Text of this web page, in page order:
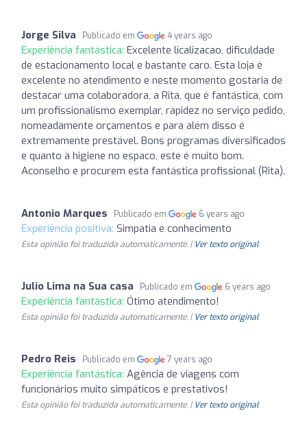
Jorge Silva Publicado em 4 years ago
Experiência fantástica: Excelente licalizacao, dificuldade
de estacionamento local e bastante caro. Esta loja é
excelente no atendimento e neste momento gostaria de
destacar uma colaboradora, a Rita, que é fantástica, com
um profissionalismo exemplar, rapidez no serviço pedido,
nomeadamente orçamentos e para além disso é
extremamente prestável. Bons programas diversificados
e quanto à higiene no espaco, este é muito bom.
Aconselho e procurem esta fantástica profissional (Rita).
Antonio Marques Publicado em 6 years ago
Experiência positiva: Simpatia e conhecimento
Esta opinião foi traduzida automaticamente. | Ver texto original
Julio Lima na Sua casa Publicado em 6 years ago
Experiência fantástica: Ótimo atendimento!
Esta opinião foi traduzida automaticamente. | Ver texto original
Pedro Reis Publicado em 7 years ago
Experiência fantástica: Agência de viagens com
funcionários muito simpáticos e prestativos!
Esta opinião foi traduzida automaticamente. | Ver texto original